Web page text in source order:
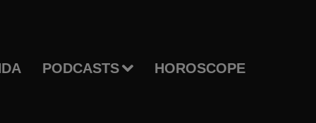
PODCASTS HOROSCOPE